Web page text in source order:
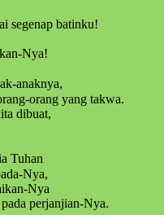
segenap batinku!
Nya!
anaknya,
orang yang takwa.
dibuat,
Tuhan
Nya,
Nya
perjanjian-Nya.